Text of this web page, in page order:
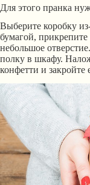
Для этого пранка
Выберите коробку
бумагой,
небольшое
полку в шкафу.
конфетти и закройте